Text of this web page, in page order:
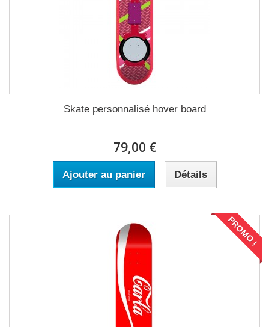
Skate personnalisé hover board
79,00 €
Ajouter au panier Détails
PROMO !